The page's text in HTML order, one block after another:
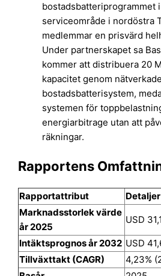
bostadsbatteriprogrammet i
serviceområde i nordöstra
medlemmar en prisvärd
Under partnerskapet sa
kommer att distribuera 20
kapacitet genom nätverkade
bostadsbatterisystem,
systemen för
energiarbitrage utan att
räkningar.
Rapportens
Rapportattribut
Detaljer
Marknadsstorlek värde
år 2025
USD
Intäktsprognos år 2032 USD
Tillväxttakt (CAGR)
4,23%